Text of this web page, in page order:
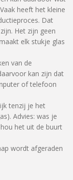
heeft het kleine
Dat
Het zijn geen
elk stukje glas
van de
kan zijn dat
of telefoon
tenzij je het
Advies: was je
het uit de buurt
wordt afgeraden